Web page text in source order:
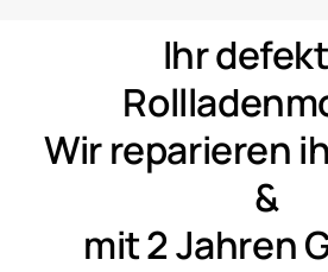
Ihr
Wir reparieren
&
mit 2 Jahren